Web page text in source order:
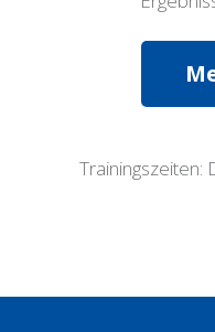
Trainingszeiten: